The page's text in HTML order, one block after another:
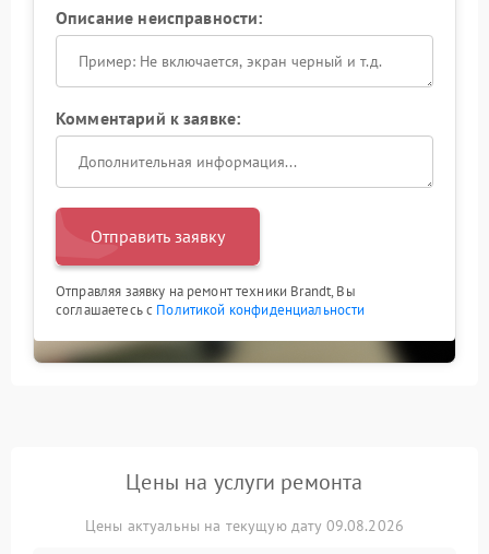
Описание неисправности:
Комментарий к заявке:
Отправить заявку
Отправляя заявку на ремонт техники Brandt, Вы
соглашаетесь с Политикой конфиденциальности
Цены на услуги ремонта
Цены актуальны на текущую дату 09.08.2026